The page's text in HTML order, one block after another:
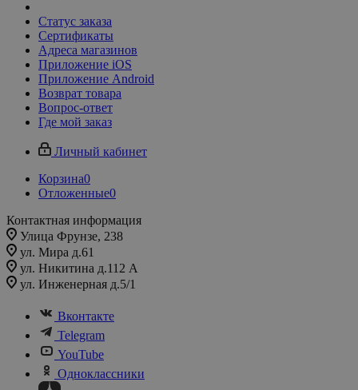
Статус заказа
Сертификаты
Адреса магазинов
Приложение iOS
Приложение Android
Возврат товара
Вопрос-ответ
Где мой заказ
Личный кабинет
Корзина0
Отложенные0
Контактная информация
Улица Фрунзе, 238​
ул. Мира д.61
ул. Никитина д.112 А
ул. Инженерная д.5/1
Вконтакте
Telegram
YouTube
Одноклассники